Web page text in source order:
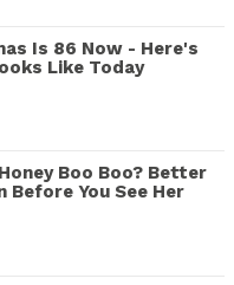
Is 86 Now - Here's
Like Today
Boo Boo? Better
Before You See Her